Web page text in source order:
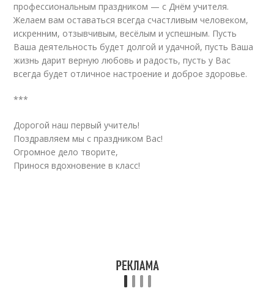
профессиональным праздником — с Днём учителя.
Желаем вам оставаться всегда счастливым человеком,
искренним, отзывчивым, весёлым и успешным. Пусть
Ваша деятельность будет долгой и удачной, пусть Ваша
жизнь дарит верную любовь и радость, пусть у Вас
всегда будет отличное настроение и доброе здоровье.
***
Дорогой наш первый учитель!
Поздравляем мы с праздником Вас!
Огромное дело творите,
Принося вдохновение в класс!